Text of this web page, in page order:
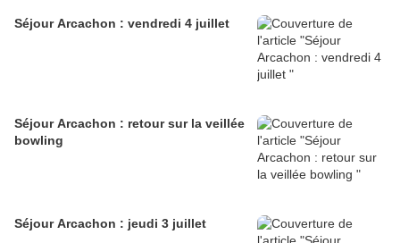
Séjour Arcachon : vendredi 4 juillet
Séjour Arcachon : retour sur la veillée
bowling
Séjour Arcachon : jeudi 3 juillet